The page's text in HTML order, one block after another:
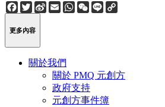
Facebook
Twitter
Sina
Weibo
EmailWhatsApp
WeChat
Line
更多內容
關於我們
關於 PMQ 元創方
政府支持
元創方事件簿